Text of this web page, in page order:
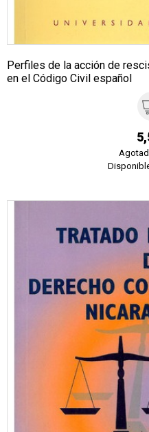
Perfiles de la acción de
en el Código Civil español